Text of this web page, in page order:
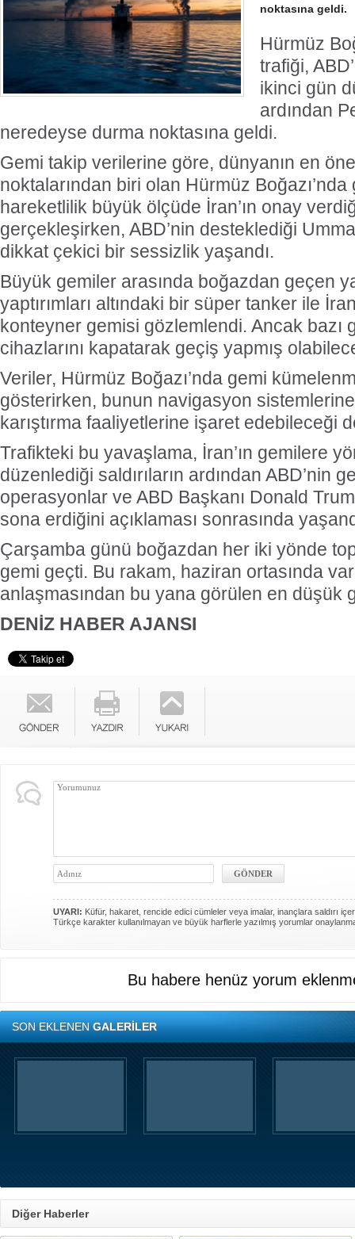
noktasına geldi.
Hürmüz
trafiği,
ikinci gün
ardından
neredeyse durma noktasına geldi.
Gemi takip verilerine göre, dünyanın en
noktalarından biri olan Hürmüz
hareketlilik büyük ölçüde İran’ın onay
gerçekleşirken, ABD’nin desteklediği
dikkat çekici bir sessizlik yaşandı.
Büyük gemiler arasında boğazdan geçen
yaptırımları altındaki bir süper tanker ile
konteyner gemisi gözlemlendi. Ancak bazı
cihazlarını kapatarak geçiş yapmış
Veriler, Hürmüz Boğazı’nda gemi
gösterirken, bunun navigasyon
karıştırma faaliyetlerine işaret edebileceği
Trafikteki bu yavaşlama, İran’ın gemilere
düzenlediği saldırıların ardından ABD’nin
operasyonlar ve ABD Başkanı Donald
sona erdiğini açıklaması sonrasında
Çarşamba günü boğazdan her iki yönde
gemi geçti. Bu rakam, haziran ortasında
anlaşmasından bu yana görülen en düşük
DENİZ HABER AJANSI
UYARI: Küfür, hakaret, rencide edici cümleler veya imalar, inançlara saldırı
Türkçe karakter kullanılmayan ve büyük harflerle yazılmış yorumlar
Bu habere henüz yorum
SON EKLENENGALERİLER
Diğer Haberler